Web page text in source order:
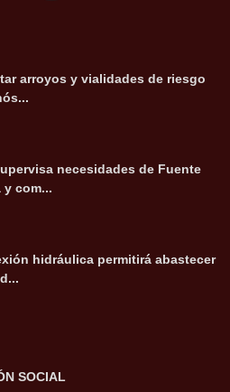
arroyos y vialidades de riesgo
necesidades de Fuente
y com...
hidráulica permitirá abastecer
SOCIAL